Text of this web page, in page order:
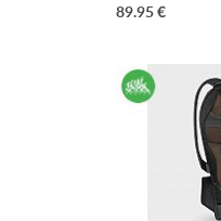
89.95 €